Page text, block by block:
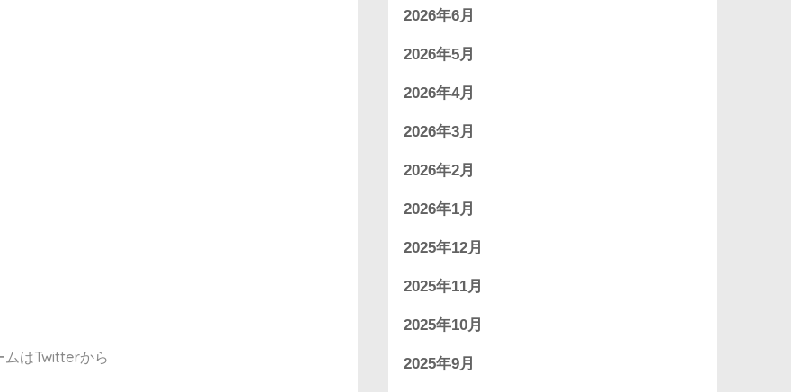
ムはTwitterから
2026年6月
2026年5月
2026年4月
2026年3月
2026年2月
2026年1月
2025年12月
2025年11月
2025年10月
2025年9月